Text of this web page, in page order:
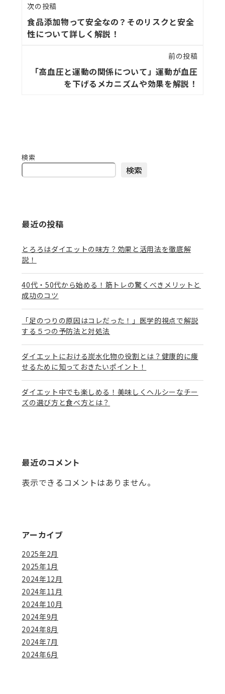
次の投稿
食品添加物って安全なの？そのリスクと安全
性について詳しく解説！
前の投稿
「高血圧と運動の関係について」運動が血圧
を下げるメカニズムや効果を解説！
検索
検索
最近の投稿
とろろはダイエットの味方？効果と活用法を徹底解
説！
40代・50代から始める！筋トレの驚くべきメリットと
成功のコツ
「足のつりの原因はコレだった！」医学的視点で解説
する５つの予防法と対処法
ダイエットにおける炭水化物の役割とは？健康的に痩
せるために知っておきたいポイント！
ダイエット中でも楽しめる！美味しくヘルシーなチー
ズの選び方と食べ方とは？
最近のコメント
表示できるコメントはありません。
アーカイブ
2025年2月
2025年1月
2024年12月
2024年11月
2024年10月
2024年9月
2024年8月
2024年7月
2024年6月